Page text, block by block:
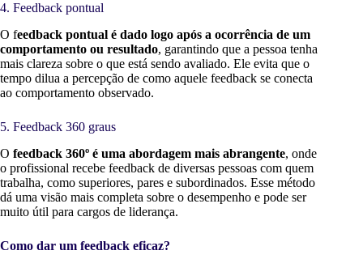
4. Feedback pontual
O feedback pontual é dado logo após a ocorrência de um
comportamento ou resultado, garantindo que a pessoa tenha
mais clareza sobre o que está sendo avaliado. Ele evita que o
tempo dilua a percepção de como aquele feedback se conecta
ao comportamento observado.
5. Feedback 360 graus
O feedback 360º é uma abordagem mais abrangente, onde
o profissional recebe feedback de diversas pessoas com quem
trabalha, como superiores, pares e subordinados. Esse método
dá uma visão mais completa sobre o desempenho e pode ser
muito útil para cargos de liderança.
Como dar um feedback eficaz?